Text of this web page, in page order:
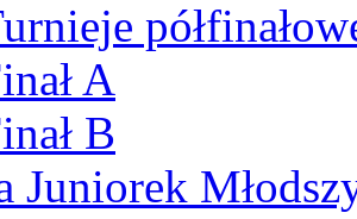
A
B
Juniorek